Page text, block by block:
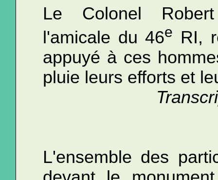
Le Colonel
l'amicale du 46e
RI,
appuyé à ces
pluie leurs efforts et
L'ensemble des